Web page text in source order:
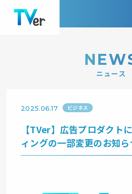
ニュース
2025.06.17 ビジネス
【TVer】広告プロダクト
ィングの一部変更のお知ら